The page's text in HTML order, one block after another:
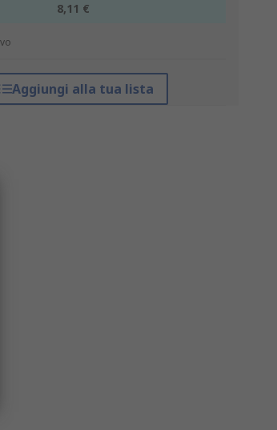
8,11 €
Aggiungi alla tua lista